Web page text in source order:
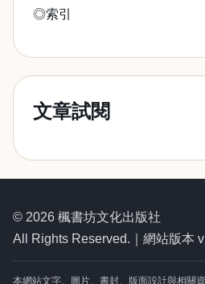
◎索引
文章試閱
© 2026 楓書坊文化出版社
All Rights Reserved.｜網站版本
本網站文字、圖片、書封、版面設計與相關